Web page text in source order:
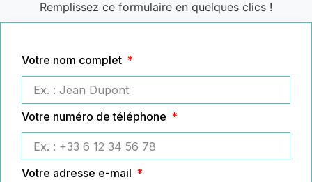
Remplissez ce formulaire en quelques clics !
Votre nom complet
Votre numéro de téléphone
Votre adresse e-mail